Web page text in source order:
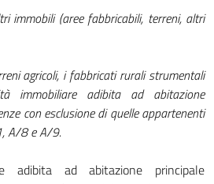
immobili (aree fabbricabili, terreni, altri
agricoli, i fabbricati rurali strumentali
immobiliare adibita ad abitazione
con esclusione di quelle appartenenti
A/8 e A/9.
adibita ad abitazione principale